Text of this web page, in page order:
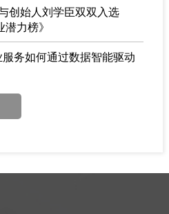
创始人刘学臣双双入选
潜力榜》
务如何通过数据智能驱动